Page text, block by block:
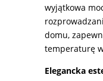
wyjątkowa
domu,
temperaturę
Elegancka